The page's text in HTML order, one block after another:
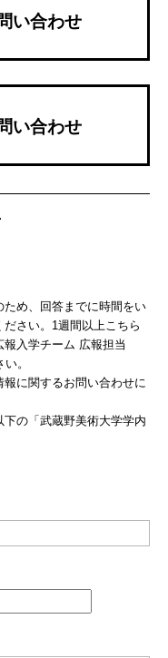
い合わせ
い合わせ
め、回答までに時間をい
さい。1週間以上こちら
入学チーム 広報担当
。
に関するお問い合わせに
の「武蔵野美術大学学内